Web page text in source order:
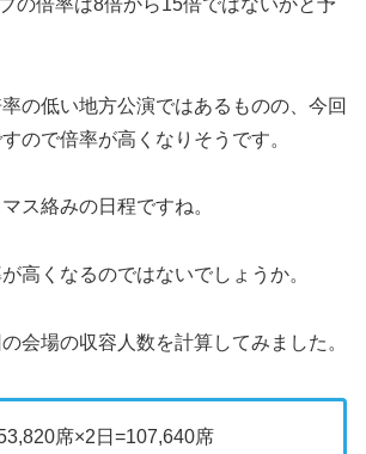
の低い地方公演ではあるものの、今回
ので倍率が高くなりそうです。
ス絡みの日程ですね。
高くなるのではないでしょうか。
会場の収容人数を計算してみました。
席×2日=107,640席